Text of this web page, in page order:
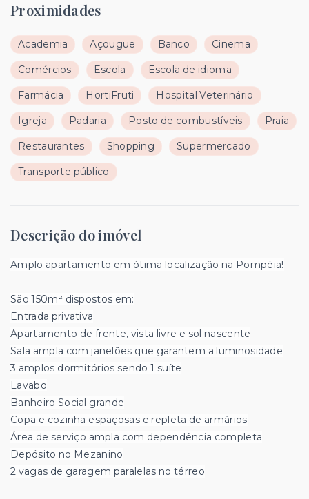
Proximidades
Academia Açougue Banco Cinema
Comércios Escola Escola de idioma
Farmácia HortiFruti Hospital Veterinário
Igreja Padaria Posto de combustíveis Praia
Restaurantes Shopping Supermercado
Transporte público
Descrição do imóvel
Amplo apartamento em ótima localização na Pompéia!
São 150m² dispostos em:
Entrada privativa
Apartamento de frente, vista livre e sol nascente
Sala ampla com janelões que garantem a luminosidade
3 amplos dormitórios sendo 1 suíte
Lavabo
Banheiro Social grande
Copa e cozinha espaçosas e repleta de armários
Área de serviço ampla com dependência completa
Depósito no Mezanino
2 vagas de garagem paralelas no térreo